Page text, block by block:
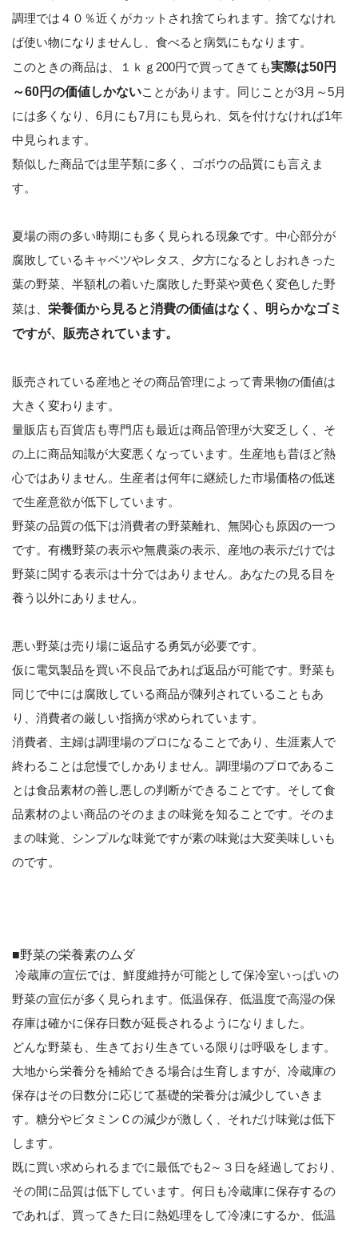
調理では４０％近くがカットされ捨てられます。捨てなけれ
ば使い物になりませんし、食べると病気にもなります。
このときの商品は、１ｋｇ200円で買ってきても実際は50円
～60円の価値しかないことがあります。同じことが3月～5月
には多くなり、6月にも7月にも見られ、気を付けなければ1年
中見られます。
類似した商品では里芋類に多く、ゴボウの品質にも言えま
す。
夏場の雨の多い時期にも多く見られる現象です。中心部分が
腐敗しているキャベツやレタス、夕方になるとしおれきった
葉の野菜、半額札の着いた腐敗した野菜や黄色く変色した野
菜は、 栄養価から見ると消費の価値はなく、明らかなゴミ
ですが、販売されています。
販売されている産地とその商品管理によって青果物の価値は
大きく変わります。
量販店も百貨店も専門店も最近は商品管理が大変乏しく、そ
の上に商品知識が大変悪くなっています。生産地も昔ほど熱
心ではありません。生産者は何年に継続した市場価格の低迷
で生産意欲が低下しています。
野菜の品質の低下は消費者の野菜離れ、無関心も原因の一つ
です。有機野菜の表示や無農薬の表示、産地の表示だけでは
野菜に関する表示は十分ではありません。あなたの見る目を
養う以外にありません。
悪い野菜は売り場に返品する勇気が必要です。
仮に電気製品を買い不良品であれば返品が可能です。野菜も
同じで中には腐敗している商品が陳列されていることもあ
り、消費者の厳しい指摘が求められています。
消費者、主婦は調理場のプロになることであり、生涯素人で
終わることは怠慢でしかありません。調理場のプロであるこ
とは食品素材の善し悪しの判断ができることです。そして食
品素材のよい商品のそのままの味覚を知ることです。そのま
まの味覚、シンプルな味覚ですが素の味覚は大変美味しいも
のです。
■野菜の栄養素のムダ
冷蔵庫の宣伝では、鮮度維持が可能として保冷室いっぱいの
野菜の宣伝が多く見られます。低温保存、低温度で高湿の保
存庫は確かに保存日数が延長されるようになりました。
どんな野菜も、生きており生きている限りは呼吸をします。
大地から栄養分を補給できる場合は生育しますが、冷蔵庫の
保存はその日数分に応じて基礎的栄養分は減少していきま
す。糖分やビタミンＣの減少が激しく、それだけ味覚は低下
します。
既に買い求められるまでに最低でも2～３日を経過しており、
その間に品質は低下しています。何日も冷蔵庫に保存するの
であれば、買ってきた日に熱処理をして冷凍にするか、低温